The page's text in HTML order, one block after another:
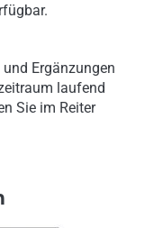
Ergänzungen
laufend
Sie im Reiter